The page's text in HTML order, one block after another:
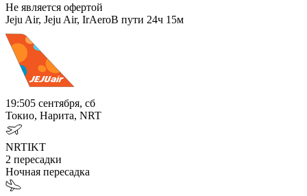
Не является офертой
Jeju Air, Jeju Air, IrAeroВ пути 24ч 15м
19:505 сентября, сб
Токио, Нарита, NRT
NRTIKT
2 пересадки
Ночная пересадка